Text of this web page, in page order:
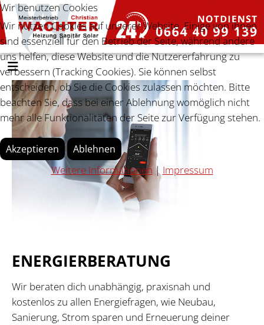
ENERGIERBERATUNG
Wir beraten dich unabhängig, praxisnah und
kostenlos zu allen Energiefragen, wie Neubau,
Sanierung, Strom sparen und Erneuerung deiner
Wir benutzen Cookies
Wir nutzen Cookies auf unserer Website. Einige von ihnen
sind essenziell für den Betrieb der Seite, während andere
uns helfen, diese Website und die Nutzererfahrung zu
verbessern (Tracking Cookies). Sie können selbst
entscheiden, ob Sie die Cookies zulassen möchten. Bitte
beachten Sie, dass bei einer Ablehnung womöglich nicht
mehr alle Funktionalitäten der Seite zur Verfügung stehen.
Akzeptieren Ablehnen
Weitere Informationen | Impressum